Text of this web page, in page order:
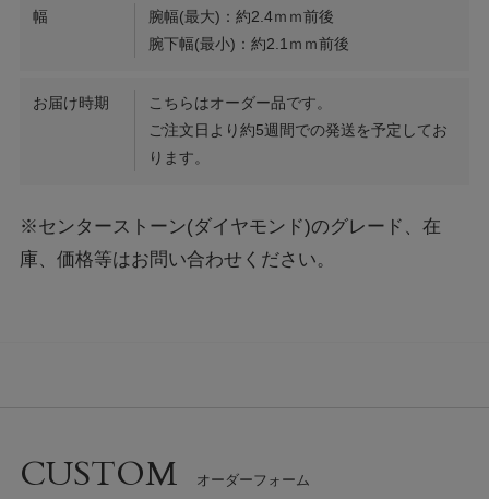
幅
腕幅(最大)：約2.4ｍｍ前後
腕下幅(最小)：約2.1ｍｍ前後
お届け時期
こちらはオーダー品です。
ご注文日より約5週間での発送を予定してお
ります。
※センターストーン(ダイヤモンド)のグレード、在
庫、価格等はお問い合わせください。
CUSTOM